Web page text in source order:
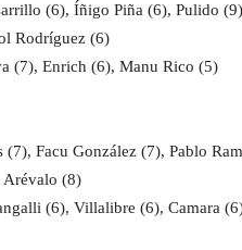
(6), Íñigo Piña (6), Pulido
Rodríguez (6)
(7), Enrich (6), Manu Rico (5)
(7), Facu González (7), Pablo
Arévalo (8)
(6), Villalibre (6), Camara